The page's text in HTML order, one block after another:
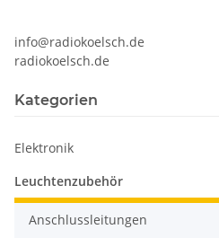
info@radiokoelsch.de
radiokoelsch.de
Kategorien
Elektronik
Leuchtenzubehör
Anschlussleitungen